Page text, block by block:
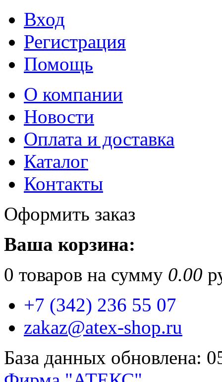
Вход
Регистрация
Помощь
О компании
Новости
Оплата и доставка
Каталог
Контакты
Оформить заказ
Ваша корзина:
0 товаров на сумму 0.00
+7 (342) 236 55 07
zakaz@atex-shop.ru
База данных обновлена: